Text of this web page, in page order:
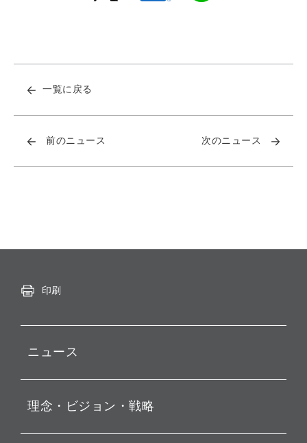
一覧に戻る
前のニュース 次のニュース
印刷
ニュース
お知らせ
動画配信
理念・ビジョン・戦略